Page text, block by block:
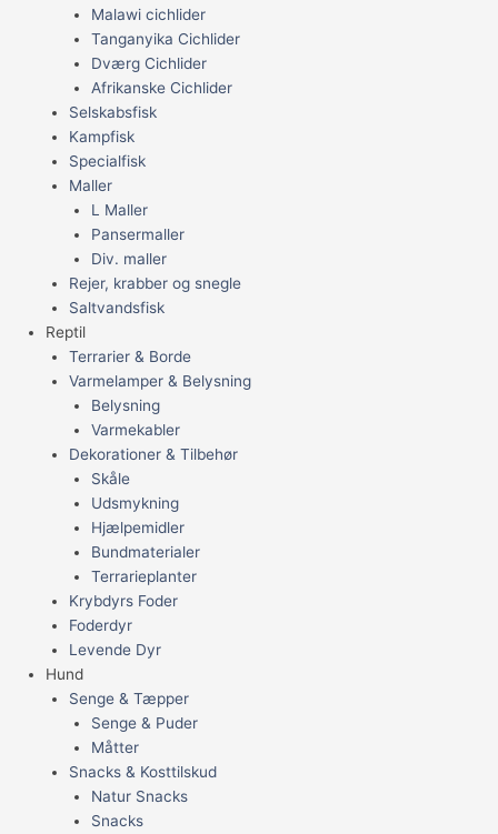
Malawi cichlider
Tanganyika Cichlider
Dværg Cichlider
Afrikanske Cichlider
Selskabsfisk
Kampfisk
Specialfisk
Maller
L Maller
Pansermaller
Div. maller
Rejer, krabber og snegle
Saltvandsfisk
Reptil
Terrarier & Borde
Varmelamper & Belysning
Belysning
Varmekabler
Dekorationer & Tilbehør
Skåle
Udsmykning
Hjælpemidler
Bundmaterialer
Terrarieplanter
Krybdyrs Foder
Foderdyr
Levende Dyr
Hund
Senge & Tæpper
Senge & Puder
Måtter
Snacks & Kosttilskud
Natur Snacks
Snacks